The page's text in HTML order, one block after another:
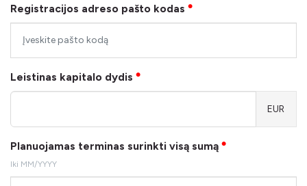
Registracijos adreso pašto kodas ●
Leistinas kapitalo dydis ●
EUR
Planuojamas terminas surinkti visą sumą ●
Iki MM/YYYY